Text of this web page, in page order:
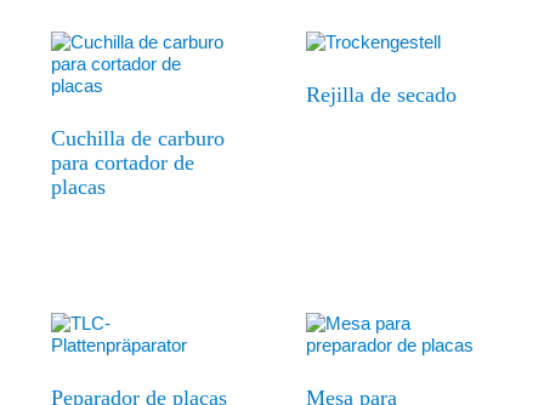
Cuchilla de carburo
para cortador de
placas
Rejilla de secado
Peparador de placas
Mesa para